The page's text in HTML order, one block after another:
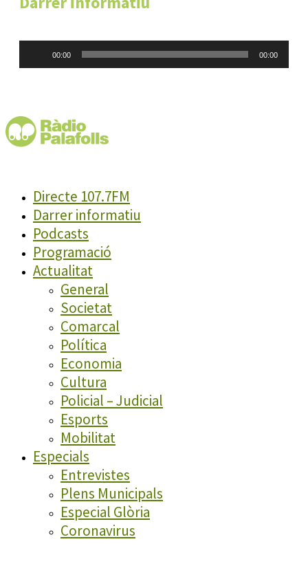
00:00 00:00
Directe 107.7FM
Darrer informatiu
Podcasts
Programació
Actualitat
General
Societat
Comarcal
Política
Economia
Cultura
Policial – Judicial
Esports
Mobilitat
Especials
Entrevistes
Plens Municipals
Especial Glòria
Coronavirus